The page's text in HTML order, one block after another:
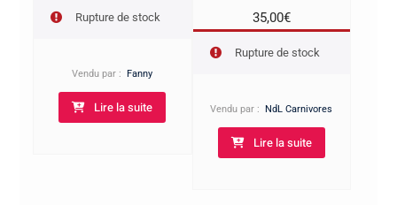
Rupture de stock
Vendu par : Fanny
Lire la suite
35,00€
Rupture de stock
Vendu par : NdL Carnivores
Lire la suite